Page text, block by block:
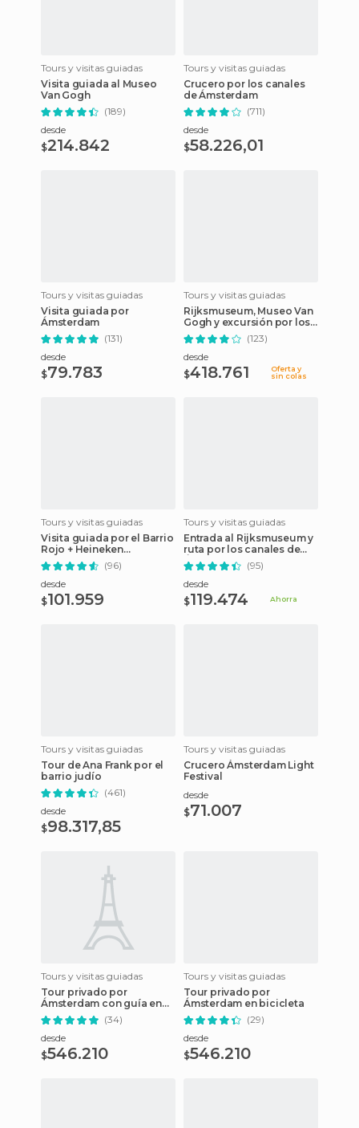
Tours y visitas guiadas
Visita guiada al Museo
Van Gogh
(189)
desde
$214.842
Tours y visitas guiadas
Crucero por los canales
de Ámsterdam
(711)
desde
$58.226,01
Tours y visitas guiadas
Visita guiada por
Ámsterdam
(131)
desde
$79.783
Tours y visitas guiadas
Rijksmuseum, Museo Van
Gogh y excursión por los
canales
(123)
desde
$418.761
Oferta y
sin colas
Tours y visitas guiadas
Visita guiada por el Barrio
Rojo + Heineken
Experience
(96)
desde
$101.959
Tours y visitas guiadas
Entrada al Rijksmuseum y
ruta por los canales de
Ámsterdam
(95)
desde
$119.474 Ahorra
Tours y visitas guiadas
Tour de Ana Frank por el
barrio judío
(461)
desde
$98.317,85
Tours y visitas guiadas
Crucero Ámsterdam Light
Festival
desde
$71.007
Tours y visitas guiadas
Tour privado por
Ámsterdam con guía en
español
(34)
desde
$546.210
Tours y visitas guiadas
Tour privado por
Ámsterdam en bicicleta
(29)
desde
$546.210